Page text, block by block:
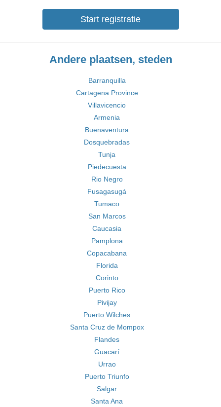
Start registratie
Andere plaatsen, steden
Barranquilla
Cartagena Province
Villavicencio
Armenia
Buenaventura
Dosquebradas
Tunja
Piedecuesta
Rio Negro
Fusagasugá
Tumaco
San Marcos
Caucasia
Pamplona
Copacabana
Florida
Corinto
Puerto Rico
Pivijay
Puerto Wilches
Santa Cruz de Mompox
Flandes
Guacarí
Urrao
Puerto Triunfo
Salgar
Santa Ana